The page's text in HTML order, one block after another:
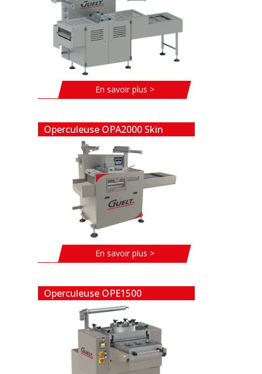
En savoir plus >
Operculeuse OPA2000 Skin
En savoir plus >
Operculeuse OPE1500